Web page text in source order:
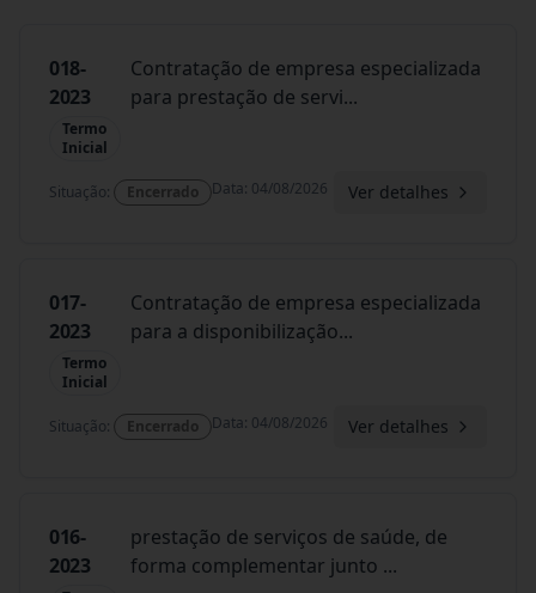
018-
2023
Termo
Inicial
Contratação de empresa especializada
para prestação de servi...
Situação: Encerrado Data: 04/08/2026 Ver detalhes
017-
2023
Termo
Inicial
Contratação de empresa especializada
para a disponibilização...
Situação: Encerrado Data: 04/08/2026 Ver detalhes
016-
2023
prestação de serviços de saúde, de
forma complementar junto ...